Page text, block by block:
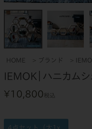
HOME ブランド
IEMOK｜ハニカム
¥10,800 税込
4点セット（大1x